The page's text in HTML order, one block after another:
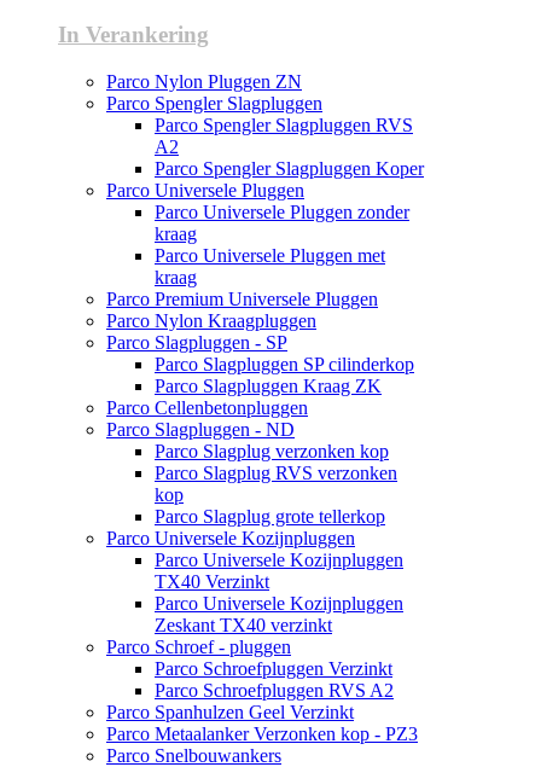
In Verankering
Parco Nylon Pluggen ZN
Parco Spengler Slagpluggen
Parco Spengler Slagpluggen RVS
A2
Parco Spengler Slagpluggen Koper
Parco Universele Pluggen
Parco Universele Pluggen zonder
kraag
Parco Universele Pluggen met
kraag
Parco Premium Universele Pluggen
Parco Nylon Kraagpluggen
Parco Slagpluggen - SP
Parco Slagpluggen SP cilinderkop
Parco Slagpluggen Kraag ZK
Parco Cellenbetonpluggen
Parco Slagpluggen - ND
Parco Slagplug verzonken kop
Parco Slagplug RVS verzonken
kop
Parco Slagplug grote tellerkop
Parco Universele Kozijnpluggen
Parco Universele Kozijnpluggen
TX40 Verzinkt
Parco Universele Kozijnpluggen
Zeskant TX40 verzinkt
Parco Schroef - pluggen
Parco Schroefpluggen Verzinkt
Parco Schroefpluggen RVS A2
Parco Spanhulzen Geel Verzinkt
Parco Metaalanker Verzonken kop - PZ3
Parco Snelbouwankers